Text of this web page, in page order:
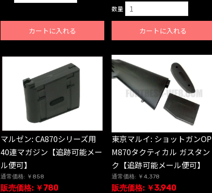
カートに入れる
数量
カートに入れる
マルゼン: CA870シリーズ用
40連マガジン【追跡可能メー
ル便可】
通常価格: ￥858
販売価格: ￥780
東京マルイ: ショットガンOP
M870タクティカル ガスタン
ク【追跡可能メール便可】
通常価格: ￥4,378
販売価格: ￥3,940